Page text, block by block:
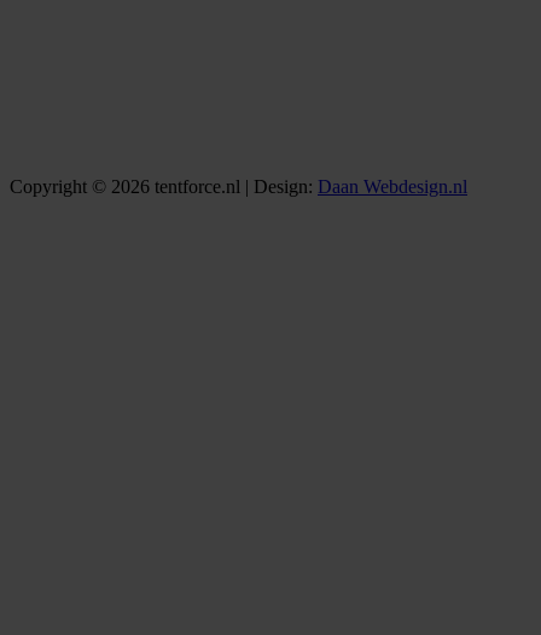
Copyright © 2026 tentforce.nl | Design: Daan Webdesign.nl